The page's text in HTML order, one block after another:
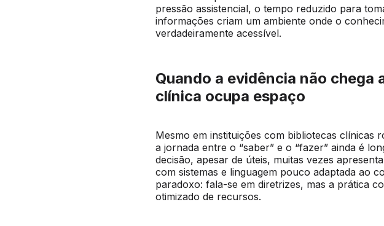
pressão assistencial, o tempo reduzido para
informações criam um ambiente onde o
verdadeiramente acessível.
Quando a evidência não chega
clínica ocupa espaço
Mesmo em instituições com bibliotecas clínicas
a jornada entre o “saber” e o “fazer” ainda é
decisão, apesar de úteis, muitas vezes
com sistemas e linguagem pouco adaptada ao
paradoxo: fala-se em diretrizes, mas a prática
otimizado de recursos.